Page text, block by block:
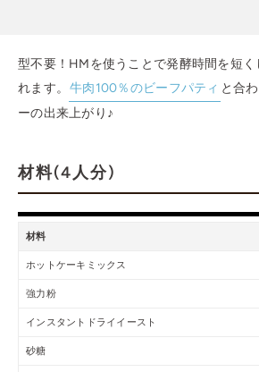
型不要！HMを使うことで発酵時間を短
れます。 牛肉100％のビーフパティ と合
ーの出来上がり♪
材料(4人分)
材料
ホットケーキミックス
強力粉
インスタントドライイースト
砂糖